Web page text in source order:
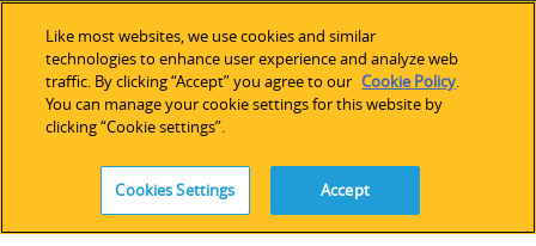
SALES
Americas
Europe & Africa
Online Store
Like most websites, we use cookies and similar
technologies to enhance user experience and analyze web
traffic. By clicking “Accept” you agree to our Cookie Policy.
You can manage your cookie settings for this website by
clicking “Cookie settings”.
Cookies Settings Accept